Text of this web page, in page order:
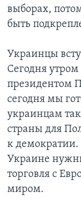
выборах,
быть
Украинцы
Сегодня
президентом
сегодня мы
украинцам
страны для
к
Украине
торговля с
миром.